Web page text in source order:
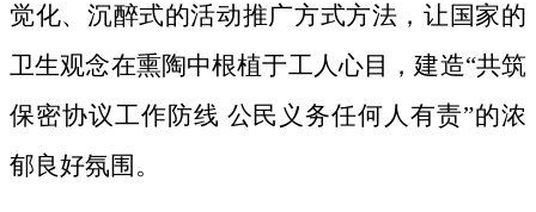
觉化、沉醉式的活动推广方式方法，让国家的
卫生观念在熏陶中根植于工人心目，建造“共筑
保密协议工作防线 公民义务任何人有责”的浓
郁良好氛围。